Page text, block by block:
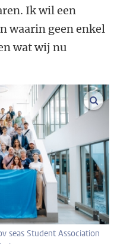
Ik wil een
waarin geen enkel
wat wij nu
seas Student Association